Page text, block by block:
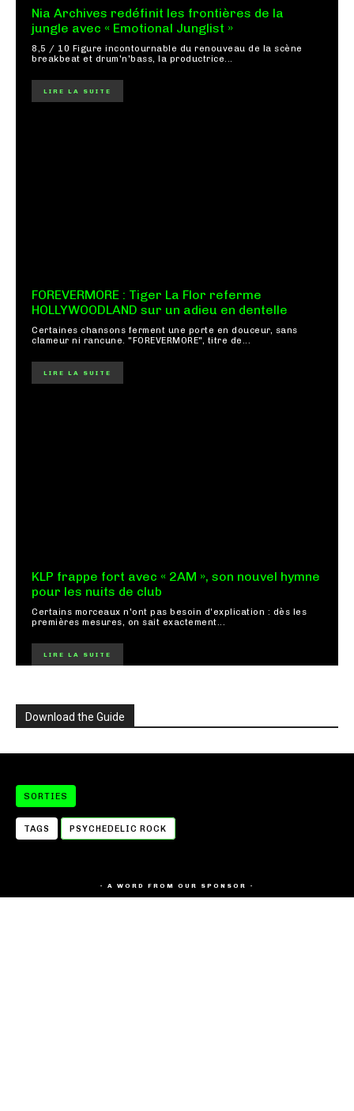
Nia Archives redéfinit les frontières de la
jungle avec « Emotional Junglist »
8,5 / 10 Figure incontournable du renouveau de la scène
breakbeat et drum'n'bass, la productrice...
LIRE LA SUITE
FOREVERMORE : Tiger La Flor referme
HOLLYWOODLAND sur un adieu en dentelle
Certaines chansons ferment une porte en douceur, sans
clameur ni rancune. "FOREVERMORE", titre de...
LIRE LA SUITE
KLP frappe fort avec « 2AM », son nouvel hymne
pour les nuits de club
Certains morceaux n'ont pas besoin d'explication : dès les
premières mesures, on sait exactement...
LIRE LA SUITE
Download the Guide
SORTIES
TAGS PSYCHEDELIC ROCK
- A WORD FROM OUR SPONSOR -